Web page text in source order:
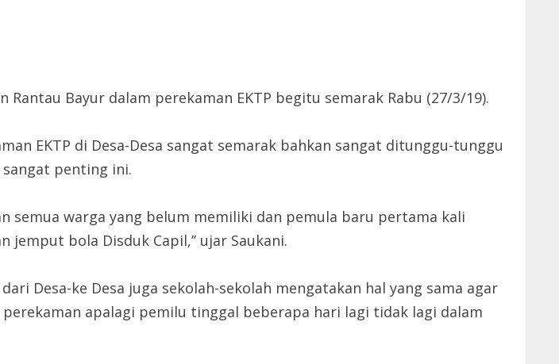
Rantau Bayur dalam perekaman EKTP begitu semarak Rabu (27/3/19).
EKTP di Desa-Desa sangat semarak bahkan sangat ditunggu-tunggu
penting ini.
semua warga yang belum memiliki dan pemula baru pertama kali
bola Disduk Capil,’’ ujar Saukani.
Desa-ke Desa juga sekolah-sekolah mengatakan hal yang sama agar
apalagi pemilu tinggal beberapa hari lagi tidak lagi dalam